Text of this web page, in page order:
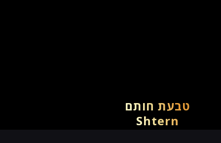
טבעת חותם
Shtern